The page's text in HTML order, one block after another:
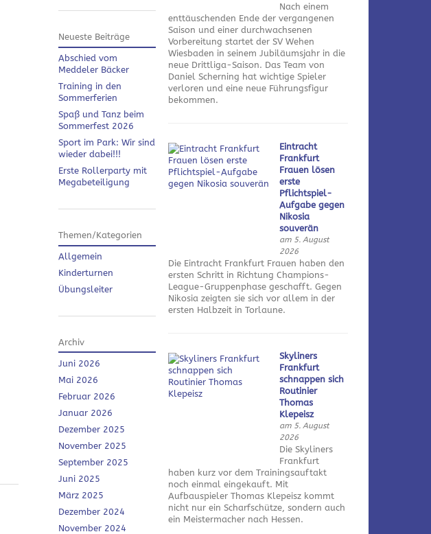
Neueste Beiträge
Abschied vom
Meddeler Bäcker
Training in den
Sommerferien
Spaß und Tanz beim
Sommerfest 2026
Sport im Park: Wir sind
wieder dabei!!!
Erste Rollerparty mit
Megabeteiligung
Themen/Kategorien
Allgemein
Kinderturnen
Übungsleiter
Archiv
Juni 2026
Mai 2026
Februar 2026
Januar 2026
Dezember 2025
November 2025
September 2025
Juni 2025
März 2025
Dezember 2024
November 2024
Nach einem
enttäuschenden Ende der vergangenen
Saison und einer durchwachsenen
Vorbereitung startet der SV Wehen
Wiesbaden in seinem Jubiläumsjahr in die
neue Drittliga-Saison. Das Team von
Daniel Scherning hat wichtige Spieler
verloren und eine neue Führungsfigur
bekommen.
Eintracht
Frankfurt
Frauen lösen
erste
Pflichtspiel-
Aufgabe gegen
Nikosia
souverän
am 5. August
2026
Die Eintracht Frankfurt Frauen haben den
ersten Schritt in Richtung Champions-
League-Gruppenphase geschafft. Gegen
Nikosia zeigten sie sich vor allem in der
ersten Halbzeit in Torlaune.
Skyliners
Frankfurt
schnappen sich
Routinier
Thomas
Klepeisz
am 5. August
2026
Die Skyliners
Frankfurt
haben kurz vor dem Trainingsauftakt
noch einmal eingekauft. Mit
Aufbauspieler Thomas Klepeisz kommt
nicht nur ein Scharfschütze, sondern auch
ein Meistermacher nach Hessen.